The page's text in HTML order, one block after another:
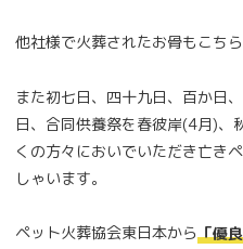
他社様で火葬されたお骨もこちら
また初七日、四十九日、百か日
日、合同供養祭を春彼岸(4月)
くの方々においでいただき亡き
しゃいます。
ペット火葬協会東日本から「優